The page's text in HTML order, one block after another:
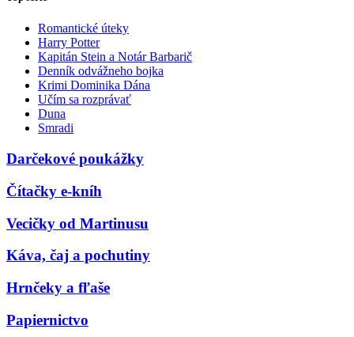
Romantické úteky
Harry Potter
Kapitán Stein a Notár Barbarič
Denník odvážneho bojka
Krimi Dominika Dána
Učím sa rozprávať
Duna
Smradi
Darčekové poukážky
Čítačky e-kníh
Vecičky od Martinusu
Káva, čaj a pochutiny
Hrnčeky a fľaše
Papiernictvo